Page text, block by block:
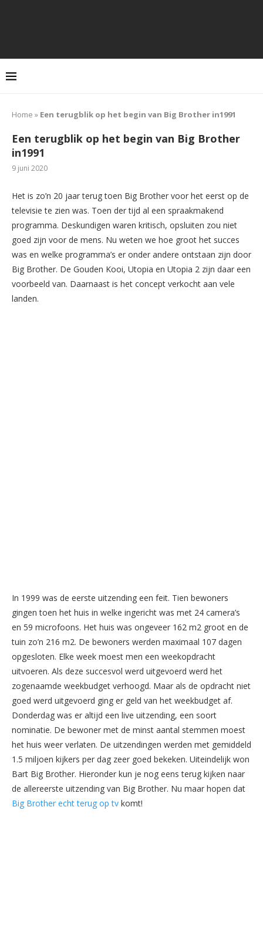
Home » Een terugblik op het begin van Big Brother in1991
Een terugblik op het begin van Big Brother
in1991
9 juni 2020
Het is zo’n 20 jaar terug toen Big Brother voor het eerst op de
televisie te zien was. Toen der tijd al een spraakmakend
programma. Deskundigen waren kritisch, opsluiten zou niet
goed zijn voor de mens. Nu weten we hoe groot het succes
was en welke programma’s er onder andere ontstaan zijn door
Big Brother. De Gouden Kooi, Utopia en Utopia 2 zijn daar een
voorbeeld van. Daarnaast is het concept verkocht aan vele
landen.
In 1999 was de eerste uitzending een feit. Tien bewoners
gingen toen het huis in welke ingericht was met 24 camera’s
en 59 microfoons. Het huis was ongeveer 162 m2 groot en de
tuin zo’n 216 m2. De bewoners werden maximaal 107 dagen
opgesloten. Elke week moest men een weekopdracht
uitvoeren. Als deze succesvol werd uitgevoerd werd het
zogenaamde weekbudget verhoogd. Maar als de opdracht niet
goed werd uitgevoerd ging er geld van het weekbudget af.
Donderdag was er altijd een live uitzending, een soort
nominatie. De bewoner met de minst aantal stemmen moest
het huis weer verlaten. De uitzendingen werden met gemiddeld
1.5 miljoen kijkers per dag zeer goed bekeken. Uiteindelijk won
Bart Big Brother. Hieronder kun je nog eens terug kijken naar
de allereerste uitzending van Big Brother. Nu maar hopen dat
Big Brother echt terug op tv komt!